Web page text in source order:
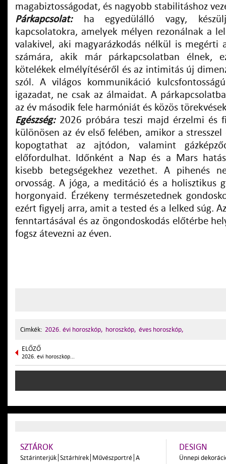
magabiztosságodat, és nagyobb stabilitáshoz
Párkapcsolat:ha egyedülálló vagy,
kapcsolatokra, amelyek mélyen rezonálnak a
valakivel, aki magyarázkodás nélkül is megérti
számára, akik már párkapcsolatban élnek,
kötelékek elmélyítéséről és az intimitás új
szól. A világos kommunikáció
igazadat, ne csak az álmaidat. A
az év második fele harmóniát és közös
Egészség:2026 próbára teszi majd érzelmi és
különösen az év első felében, amikor a stresszel
kopogtathat az ajtódon, valamint
előfordulhat. Időnként a Nap és a Mars
kisebb betegségekhez vezethet. A pihenés
orvosság. A jóga, a meditáció és a holisztikus
horgonyaid. Érzékeny természetednek
ezért figyelj arra, amit a tested és a lelked súg.
fenntartásával és az öngondoskodás előtérbe
fogsz átevezni az éven.
Cimkék: 2026. évi horoszkóp, horoszkóp, éves horoszkóp,
ELŐZŐ
2026. évi horoszkóp...
SZTÁROK
Sztárinterjúk Sztárhírek Művészportré A
DESIGN
Ünnepi